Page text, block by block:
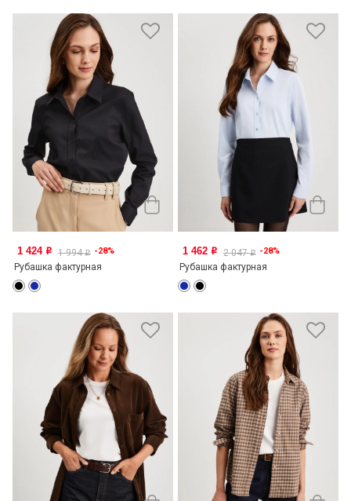
1 424 o 1 994o -28%
Рубашка фактурная
1 462 o 2 047o -28%
Рубашка фактурная